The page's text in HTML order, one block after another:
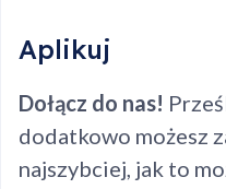
Aplikuj
Dołącz do nas!
dodatkowo możesz
najszybciej, jak to